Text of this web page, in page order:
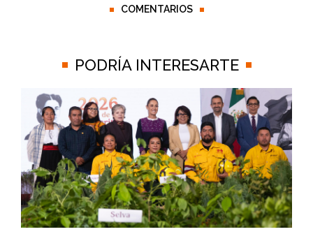
COMENTARIOS
PODRÍA INTERESARTE